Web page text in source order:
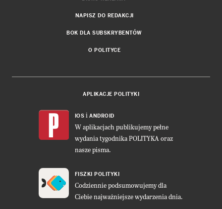
NAPISZ DO REDAKCJI
BOK DLA SUBSKRYBENTÓW
O POLITYCE
APLIKACJE POLITYKI
IOS i ANDROID
W aplikacjach publikujemy pełne
wydania tygodnika POLITYKA oraz
nasze pisma.
FISZKI POLITYKI
Codziennie podsumowujemy dla
Ciebie najważniejsze wydarzenia dnia.